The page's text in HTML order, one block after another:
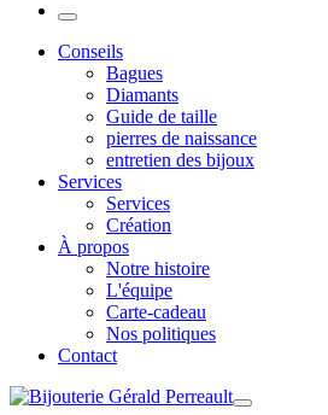
Conseils
Bagues
Diamants
Guide de taille
pierres de naissance
entretien des bijoux
Services
Services
Création
À propos
Notre histoire
L'équipe
Carte-cadeau
Nos politiques
Contact